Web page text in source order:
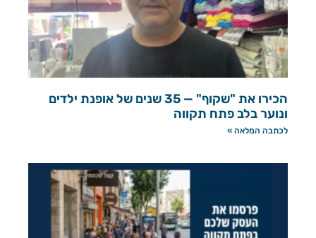
הכירו את "שקוף" — 35 שנים של אופנת ילדים
ונוער בלב פתח תקווה
לכתבה המלאה »